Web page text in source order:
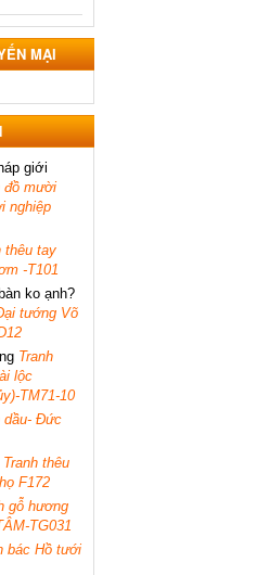
MẠI
giới
đồ mười
nghiệp
thêu tay
-T101
ko ạnh?
tướng Võ
Tranh
lộc
TM71-10
dầu- Đức
Tranh thêu
F172
gỗ hương
TG031
bác Hồ tưới